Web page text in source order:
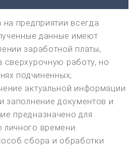
предприятии всегда
данные имеют
заработной платы,
сверхурочную работу, но
подчиненных,
актуальной информации
заполнение документов и
предназначено для
личного времени.
сбора и обработки